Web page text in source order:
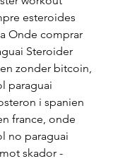
esteroides
Onde comprar
Steroider
zonder bitcoin,
paraguai
i spanien
france, onde
no paraguai
skador -